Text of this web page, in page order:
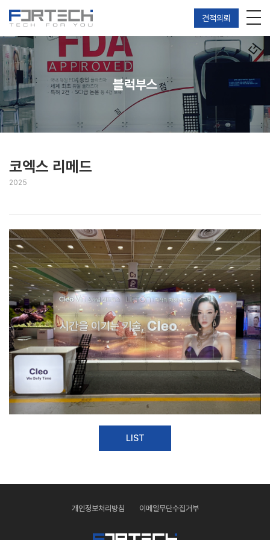
견적의뢰
블럭부스
블럭부스
코엑스 리메드
2025
LIST
개인정보처리방침 이메일무단수집거부